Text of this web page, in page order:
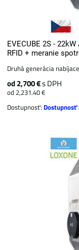
EVECUBE 2S -
RFID + meranie
Druhá generácia
od 2,700 €s DPH
od 2,231.40 €
Dostupnosť: Dostupnosť